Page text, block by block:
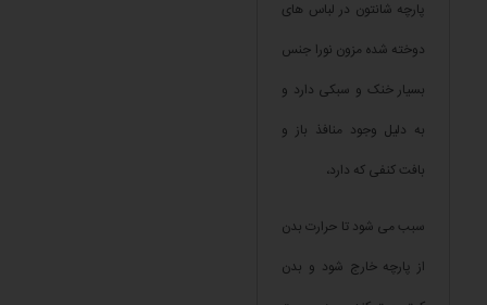
پارچه شانتون در لباس های
دوخته شده مزون نورا جنس
بسیار خنک و سبکی دارد و
به دلیل وجود منافذ باز و
بافت کنفی که دارد،
سبب می شود تا حرارت بدن
از پارچه خارج شود و بدن